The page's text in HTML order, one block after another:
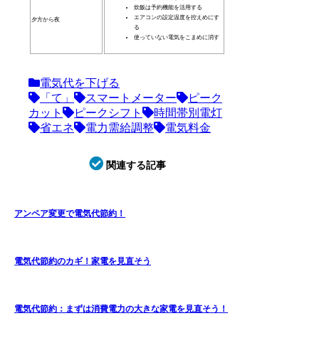
夕方から夜
炊飯は予約機能を活用する
エアコンの設定温度を控えめにす
る
使っていない電気をこまめに消す
電気代を下げる
「て」
スマートメーター
ピーク
カット
ピークシフト
時間帯別電灯
省エネ
電力需給調整 電気料金
関連する記事
アンペア変更で電気代節約！
電気代節約のカギ！家電を見直そう
電気代節約：まずは消費電力の大きな家電を見直そう！